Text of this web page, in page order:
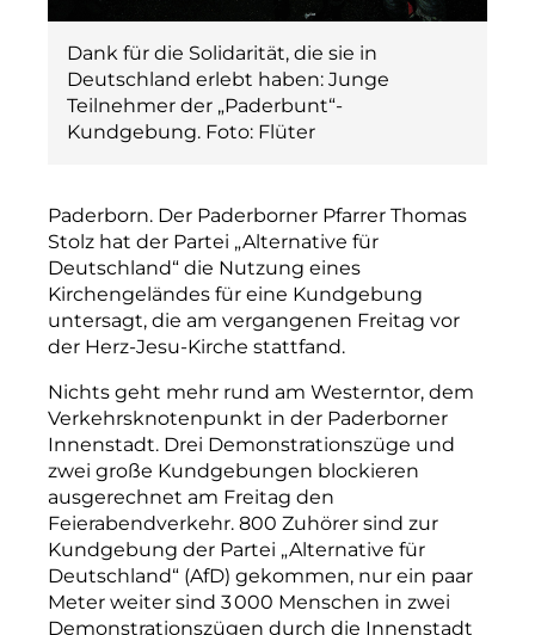
Dank für die Solidarität, die sie in
Deutschland erlebt haben: Junge
Teilnehmer der „Paderbunt“-
Kundgebung. Foto: Flüter
Paderborn. Der Paderborner Pfarrer Thomas
Stolz hat der Partei „Alternative für
Deutschland“ die Nutzung eines
Kirchengeländes für eine Kundgebung
untersagt, die am vergangenen Freitag vor
der Herz-Jesu-Kirche stattfand.
Nichts geht mehr rund am Westerntor, dem
Verkehrsknotenpunkt in der Paderborner
Innenstadt. Drei Demonstrationszüge und
zwei große Kundgebungen blockieren
ausgerechnet am Freitag den
Feierabendverkehr. 800 Zuhörer sind zur
Kundgebung der Partei „Alternative für
Deutschland“ (AfD) gekommen, nur ein paar
Meter weiter sind 3 000 Menschen in zwei
Demonstrationszügen durch die Innenstadt